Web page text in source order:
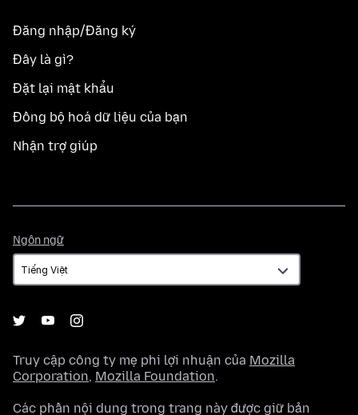
Đăng nhập/Đăng ký
Đây là gì?
Đặt lại mật khẩu
Đồng bộ hoá dữ liệu của bạn
Nhận trợ giúp
Ngôn ngữ
ngữ
Truy cập công ty mẹ phi lợi nhuận của Mozilla
Corporation, Mozilla Foundation.
Các phần nội dung trong trang này được giữ bản